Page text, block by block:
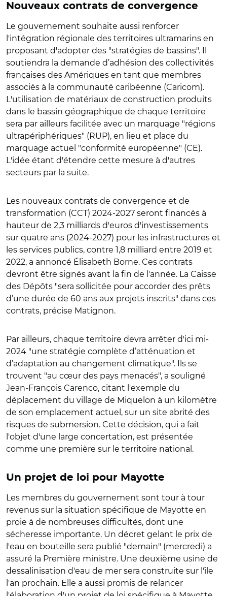
Nouveaux contrats de convergence
Le gouvernement souhaite aussi renforcer
l'intégration régionale des territoires ultramarins en
proposant d'adopter des "stratégies de bassins". Il
soutiendra la demande d’adhésion des collectivités
françaises des Amériques en tant que membres
associés à la communauté caribéenne (Caricom).
L'utilisation de matériaux de construction produits
dans le bassin géographique de chaque territoire
sera par ailleurs facilitée avec un marquage "régions
ultrapériphériques" (RUP), en lieu et place du
marquage actuel "conformité européenne" (CE).
L'idée étant d'étendre cette mesure à d'autres
secteurs par la suite.
Les nouveaux contrats de convergence et de
transformation (CCT) 2024-2027 seront financés à
hauteur de 2,3 milliards d'euros d'investissements
sur quatre ans (2024-2027) pour les infrastructures et
les services publics, contre 1,8 milliard entre 2019 et
2022, a annoncé Élisabeth Borne. Ces contrats
devront être signés avant la fin de l'année. La Caisse
des Dépôts "sera sollicitée pour accorder des prêts
d’une durée de 60 ans aux projets inscrits" dans ces
contrats, précise Matignon.
Par ailleurs, chaque territoire devra arrêter d'ici mi-
2024 "une stratégie complète d’atténuation et
d’adaptation au changement climatique". Ils se
trouvent "au cœur des pays menacés", a souligné
Jean-François Carenco, citant l'exemple du
déplacement du village de Miquelon à un kilomètre
de son emplacement actuel, sur un site abrité des
risques de submersion. Cette décision, qui a fait
l'objet d'une large concertation, est présentée
comme une première sur le territoire national.
Un projet de loi pour Mayotte
Les membres du gouvernement sont tour à tour
revenus sur la situation spécifique de Mayotte en
proie à de nombreuses difficultés, dont une
sécheresse importante. Un décret gelant le prix de
l'eau en bouteille sera publié "demain" (mercredi) a
assuré la Première ministre. Une deuxième usine de
dessalinisation d'eau de mer sera construite sur l'île
l'an prochain. Elle a aussi promis de relancer